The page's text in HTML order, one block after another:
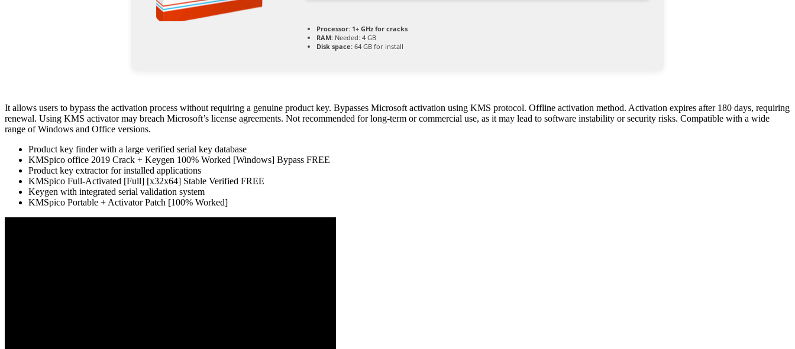
Processor: 1+ GHz for cracks
RAM: Needed: 4 GB
Disk space: 64 GB for install
It allows users to bypass the activation process without requiring a genuine product key. Bypasses Microsoft activation using KMS protocol. Offline activation method. Activation expires after 180 days, requiring
renewal. Using KMS activator may breach Microsoft’s license agreements. Not recommended for long-term or commercial use, as it may lead to software instability or security risks. Compatible with a wide
range of Windows and Office versions.
Product key finder with a large verified serial key database
KMSpico office 2019 Crack + Keygen 100% Worked [Windows] Bypass FREE
Product key extractor for installed applications
KMSpico Full-Activated [Full] [x32x64] Stable Verified FREE
Keygen with integrated serial validation system
KMSpico Portable + Activator Patch [100% Worked]